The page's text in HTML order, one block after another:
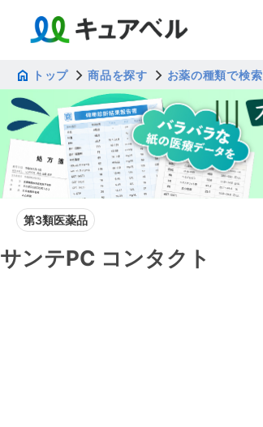
トップ 商品を探す お薬の種類で検索
第3類医薬品
サンテPC コンタクト